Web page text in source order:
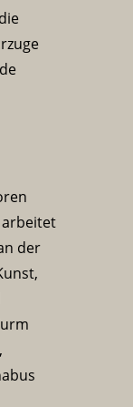
arbeitet
der